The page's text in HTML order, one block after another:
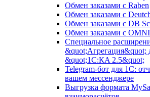
Обмен заказами с Raben
Обмен заказами с
Обмен заказами с DB
Обмен заказами с
Специальное
&quot;Агрегация&quot;
&quot;1С:КA 2.5&quot;
Telegram-бот для 1С:
вашем мессенджере
Выгрузка формата